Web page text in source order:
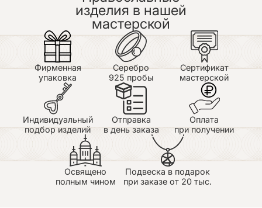
изделия в нашей
мастерской
Фирменная
упаковка
Серебро
925 пробы
Сертификат
мастерской
Индивидуальный
подбор изделий
Отправка
в день заказа
Оплата
при получении
Освящено
полным чином
Подвеска в подарок
при заказе от 20 тыс.